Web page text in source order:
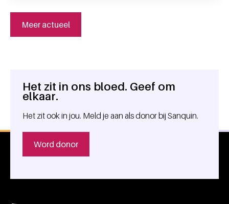
Meer actueel
Algemene informatie
Het zit in ons bloed. Geef om
elkaar.
Het zit ook in jou. Meld je aan als donor bij Sanquin.
Word donor